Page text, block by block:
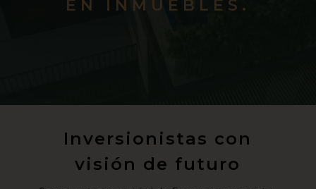
EN INMUEBLES.
Inversionistas con
visión de futuro